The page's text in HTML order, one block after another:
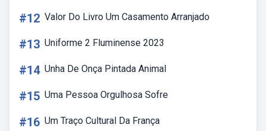
#12 Valor Do Livro Um Casamento Arranjado
#13 Uniforme 2 Fluminense 2023
#14 Unha De Onça Pintada Animal
#15 Uma Pessoa Orgulhosa Sofre
#16 Um Traço Cultural Da França